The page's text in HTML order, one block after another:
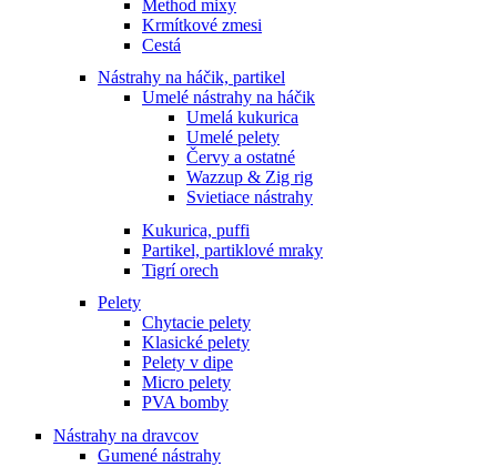
Method mixy
Krmítkové zmesi
Cestá
Nástrahy na háčik, partikel
Umelé nástrahy na háčik
Umelá kukurica
Umelé pelety
Červy a ostatné
Wazzup & Zig rig
Svietiace nástrahy
Kukurica, puffi
Partikel, partiklové mraky
Tigrí orech
Pelety
Chytacie pelety
Klasické pelety
Pelety v dipe
Micro pelety
PVA bomby
Nástrahy na dravcov
Gumené nástrahy